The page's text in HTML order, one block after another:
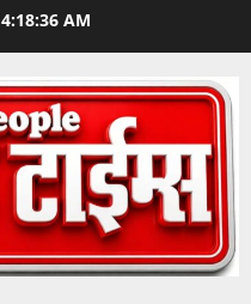
4:18:37 AM